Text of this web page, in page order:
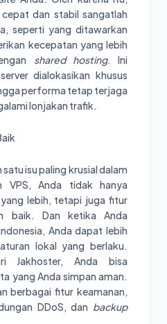
dan stabil sangatlah
seperti yang ditawarkan
kecepatan yang lebih
shared hosting. Ini
dialokasikan khusus
performa tetap terjaga
lonjakan trafik.
isu paling krusial dalam
VPS, Anda tidak hanya
lebih, tetapi juga fitur
baik. Dan ketika Anda
Anda dapat lebih
lokal yang berlaku.
Jakhoster, Anda bisa
yang Anda simpan aman.
berbagai fitur keamanan,
DDoS, dan backup